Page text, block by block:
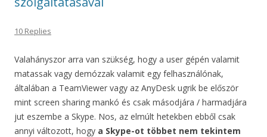
10 Replies
Valahányszor arra van szükség, hogy a user gépén valamit
matassak vagy demózzak valamit egy felhasználónak,
általában a TeamViewer vagy az AnyDesk ugrik be először
mint screen sharing mankó és csak másodjára / harmadjára
jut eszembe a Skype. Nos, az elmúlt hetekben ebből csak
annyi változott, hogy a Skype-ot többet nem tekintem